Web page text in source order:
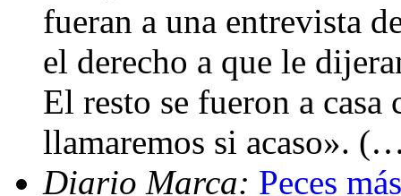
fueran a una entrevista
el derecho a que le
El resto se fueron a
llamaremos si acaso».
Diario Marca: Peces